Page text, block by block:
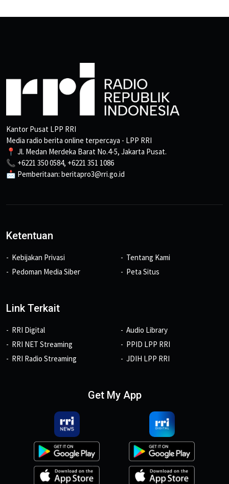
Kantor Pusat LPP RRI
Media radio berita online terpercaya - LPP RRI
📍 Jl. Medan Merdeka Barat No.4-5, Jakarta Pusat.
📞 +6221 350 0584, +6221 351 1086
📩 Pemberitaan: beritapro3@rri.go.id
Ketentuan
Kebijakan Privasi
Pedoman Media Siber
Tentang Kami
Peta Situs
Link Terkait
RRI Digital
RRI NET Streaming
RRI Radio Streaming
Audio Library
PPID LPP RRI
JDIH LPP RRI
Get My App